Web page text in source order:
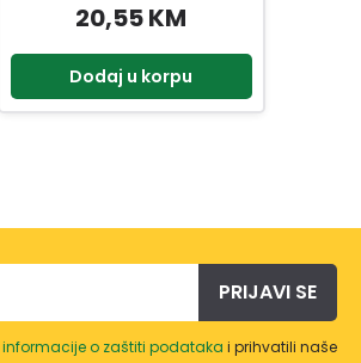
20,55 KM
Dodaj u korpu
PRIJAVI SE
informacije o zaštiti podataka i prihvatili naše